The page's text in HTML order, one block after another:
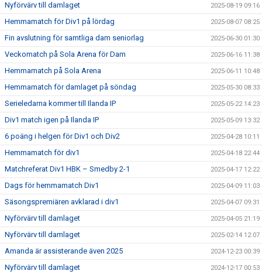
Nyförvärv till damlaget 2025-08-19 09:16
Hemmamatch för Div1 på lördag 2025-08-07 08:25
Fin avslutning för samtliga dam seniorlag 2025-06-30 01:30
Veckomatch på Sola Arena för Dam 2025-06-16 11:38
Hemmamatch på Sola Arena 2025-06-11 10:48
Hemmamatch för damlaget på söndag 2025-05-30 08:33
Serieledarna kommer till Ilanda IP 2025-05-22 14:23
Div1 match igen på Ilanda IP 2025-05-09 13:32
6 poäng i helgen för Div1 och Div2 2025-04-28 10:11
Hemmamatch för div1 2025-04-18 22:44
Matchreferat Div1 HBK – Smedby 2-1 2025-04-17 12:22
Dags för hemmamatch Div1 2025-04-09 11:03
Säsongspremiären avklarad i div1 2025-04-07 09:31
Nyförvärv till damlaget 2025-04-05 21:19
Nyförvärv till damlaget 2025-02-14 12:07
Amanda är assisterande även 2025 2024-12-23 00:39
Nyförvärv till damlaget 2024-12-17 00:53